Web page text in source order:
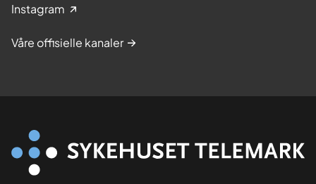
Instagram
Våre offisielle kanaler